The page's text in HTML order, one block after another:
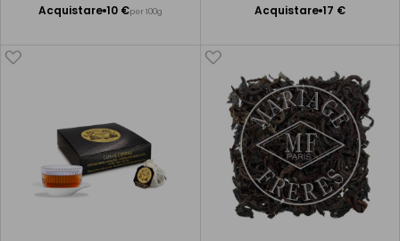
Acquistare 10 €per 100g
Aggiungere
Acquistare 17 €
Aggiungere